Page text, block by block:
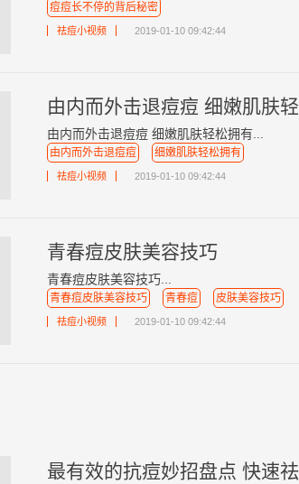
痘痘长不停的背后秘密
祛痘小视频 2019-01-10 09:42:44
由内而外击退痘痘 细嫩肌肤
由内而外击退痘痘 细嫩肌肤轻松拥有...
由内而外击退痘痘 细嫩肌肤轻松拥有
祛痘小视频 2019-01-10 09:42:44
青春痘皮肤美容技巧
青春痘皮肤美容技巧...
青春痘皮肤美容技巧 青春痘 皮肤美容技巧
祛痘小视频 2019-01-10 09:42:44
最有效的抗痘妙招盘点 快速